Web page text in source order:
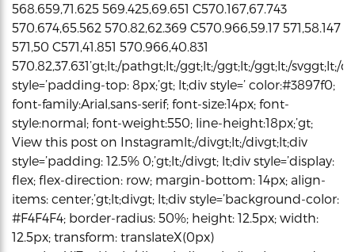
568.659,71.625 569.425,69.651 C570.167,67.743
570.674,65.562 570.82,62.369 C570.966,59.17 571,58.147
571,50 C571,41.851 570.966,40.831
570.82,37.631’gt;lt;/pathgt;lt;/ggt;lt;/ggt;lt;/ggt;lt;/svggt;lt;/
style=’padding-top: 8px;’gt; lt;div style=’ color:#3897f0;
font-family:Arial,sans-serif; font-size:14px; font-
style:normal; font-weight:550; line-height:18px;’gt;
View this post on Instagramlt;/divgt;lt;/divgt;lt;div
style=’padding: 12.5% 0;’gt;lt;/divgt; lt;div style=’display:
flex; flex-direction: row; margin-bottom: 14px; align-
items: center;’gt;lt;divgt; lt;div style=’background-color:
#F4F4F4; border-radius: 50%; height: 12.5px; width:
12.5px; transform: translateX(0px)